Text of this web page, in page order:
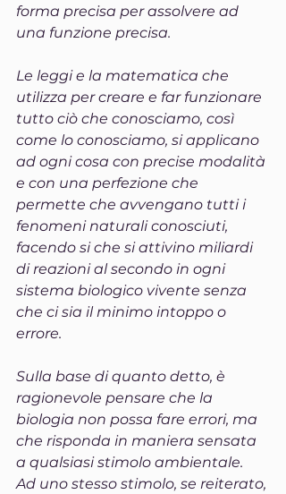
forma precisa per assolvere ad
una funzione precisa.
Le leggi e la matematica che
utilizza per creare e far funzionare
tutto ciò che conosciamo, così
come lo conosciamo, si applicano
ad ogni cosa con precise modalità
e con una perfezione che
permette che avvengano tutti i
fenomeni naturali conosciuti,
facendo si che si attivino miliardi
di reazioni al secondo in ogni
sistema biologico vivente senza
che ci sia il minimo intoppo o
errore.
Sulla base di quanto detto, è
ragionevole pensare che la
biologia non possa fare errori, ma
che risponda in maniera sensata
a qualsiasi stimolo ambientale.
Ad uno stesso stimolo, se reiterato,